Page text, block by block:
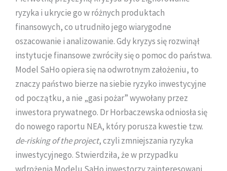
ryzyka i ukrycie go w różnych produktach
finansowych, co utrudniło jego wiarygodne
oszacowanie i analizowanie. Gdy kryzys się rozwinął
instytucje finansowe zwróciły się o pomoc do państwa.
Model SaHo opiera się na odwrotnym założeniu, to
znaczy państwo bierze na siebie ryzyko inwestycyjne
od początku, a nie „gasi pożar” wywołany przez
inwestora prywatnego. Dr Horbaczewska odniosła się
do nowego raportu NEA, który porusza kwestie tzw.
de-risking of the project, czyli zmniejszania ryzyka
inwestycyjnego. Stwierdziła, że w przypadku